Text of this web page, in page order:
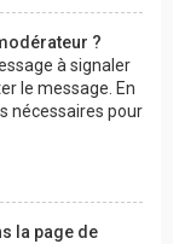
?
à signaler
le message. En
nécessaires pour
la page de